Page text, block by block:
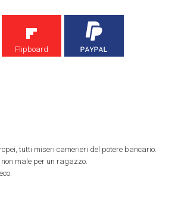
Flipboard
tutti miseri camerieri del potere bancario.
male per un ragazzo.